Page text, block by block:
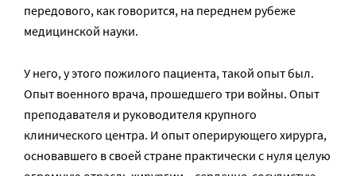
передового, как говорится, на переднем рубеже
медицинской науки.
У него, у этого пожилого пациента, такой опыт был.
Опыт военного врача, прошедшего три войны. Опыт
преподавателя и руководителя крупного
клинического центра. И опыт оперирующего хирурга,
основавшего в своей стране практически с нуля целую